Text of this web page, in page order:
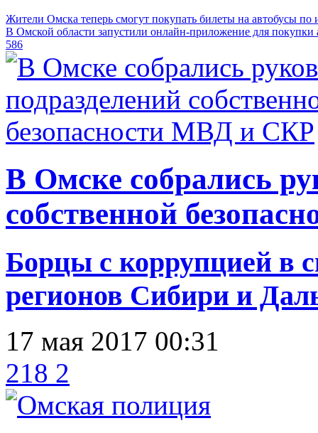
Жители Омска теперь смогут покупать билеты на автобусы по
В Омской области запустили онлайн-приложение для покупки
586
В Омске собрались
собственной
Борцы с коррупцией в
регионов Сибири и
17 мая 2017 00:31
218 2